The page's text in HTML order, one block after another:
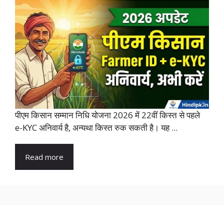
पीएम किसान सम्मान निधि योजना 2026 में 22वीं किस्त से पहले
e-KYC अनिवार्य है, अन्यथा किस्त रुक सकती है। यह ...
Read more